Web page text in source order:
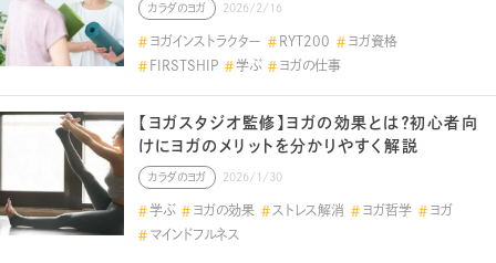
カラダのヨガ 2026/2/16
ヨガインストラクター RYT200
ヨガ資格
FIRSTSHIP
学ぶ ヨガの仕事
【ヨガスタジオ監修】ヨガの効果とは？初心者向
けにヨガのメリットを分かりやすく解説
カラダのヨガ 2026/1/30
学ぶ ヨガの効果 ストレス解消 ヨガ哲学
ヨガ
マインドフルネス